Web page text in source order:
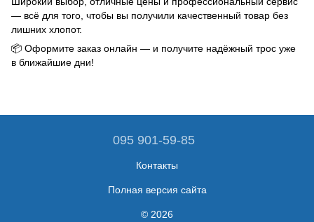
— всё для того, чтобы вы получили качественный товар без
лишних хлопот.
📦 Оформите заказ онлайн — и получите надёжный трос уже
в ближайшие дни!
095 901-59-85
Контакты
Полная версия сайта
© 2026